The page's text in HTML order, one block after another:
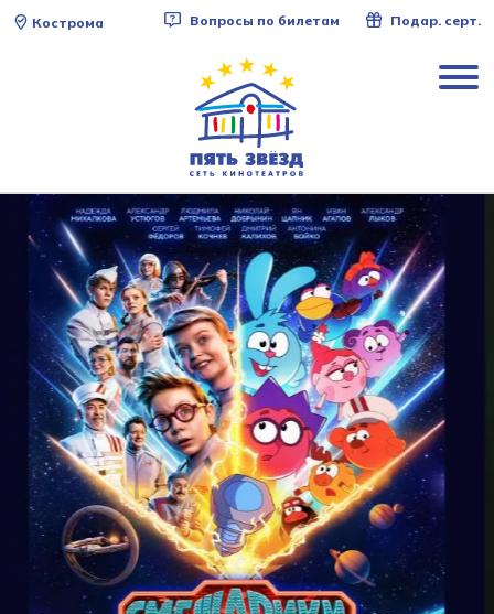
Кострома Вопросы по билетам Подар. серт.